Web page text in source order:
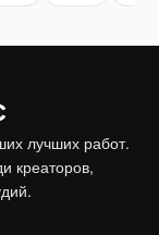
лучших работ.
креаторов,